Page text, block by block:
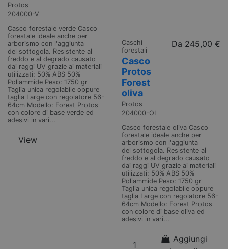
Protos
204000-V
Casco forestale verde Casco
forestale ideale anche per
arborismo con l'aggiunta
del sottogola. Resistente al
freddo e al degrado causato
dai raggi UV grazie ai materiali
utilizzati: 50% ABS 50%
Poliammide Peso: 1750 gr
Taglia unica regolabile oppure
taglia Large con regolatore 56-
64cm Modello: Forest Protos
con colore di base verde ed
adesivi in vari...
View
Caschi
forestali
Casco
Protos
Forest
oliva
Protos
204000-OL
Da 245,00 €
Casco forestale oliva Casco
forestale ideale anche per
arborismo con l'aggiunta
del sottogola. Resistente al
freddo e al degrado causato
dai raggi UV grazie ai materiali
utilizzati: 50% ABS 50%
Poliammide Peso: 1750 gr
Taglia unica regolabile oppure
taglia Large con regolatore 56-
64cm Modello: Forest Protos
con colore di base oliva ed
adesivi in vari...
Aggiungi